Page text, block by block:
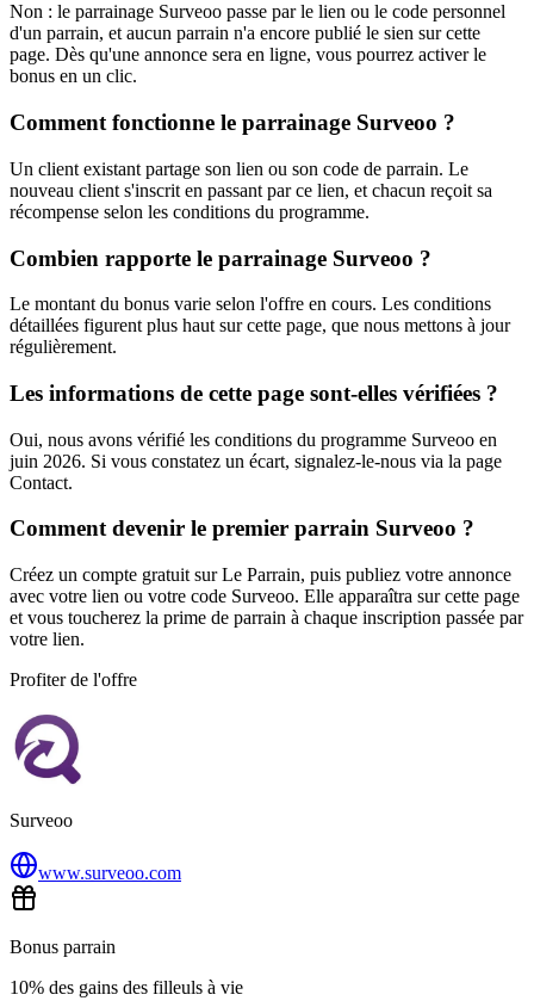
Non : le parrainage Surveoo passe par le lien ou le code personnel
d'un parrain, et aucun parrain n'a encore publié le sien sur cette
page. Dès qu'une annonce sera en ligne, vous pourrez activer le
bonus en un clic.
Comment fonctionne le parrainage Surveoo ?
Un client existant partage son lien ou son code de parrain. Le
nouveau client s'inscrit en passant par ce lien, et chacun reçoit sa
récompense selon les conditions du programme.
Combien rapporte le parrainage Surveoo ?
Le montant du bonus varie selon l'offre en cours. Les conditions
détaillées figurent plus haut sur cette page, que nous mettons à jour
régulièrement.
Les informations de cette page sont-elles vérifiées ?
Oui, nous avons vérifié les conditions du programme Surveoo en
juin 2026. Si vous constatez un écart, signalez-le-nous via la page
Contact.
Comment devenir le premier parrain Surveoo ?
Créez un compte gratuit sur Le Parrain, puis publiez votre annonce
avec votre lien ou votre code Surveoo. Elle apparaîtra sur cette page
et vous toucherez la prime de parrain à chaque inscription passée par
votre lien.
Profiter de l'offre
Surveoo
www.surveoo.com
Bonus parrain
10% des gains des filleuls à vie